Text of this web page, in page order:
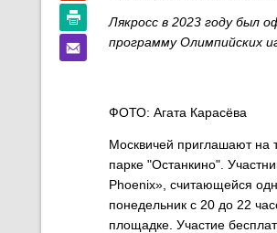
Лякросс в 2023 году был
программу Олимпийских
ФОТО: Агата Карасёва
Москвичей приглашают на
парке "Останкино".
Phoenix», считающейся
понедельник с 20 до 22
площадке. Участие